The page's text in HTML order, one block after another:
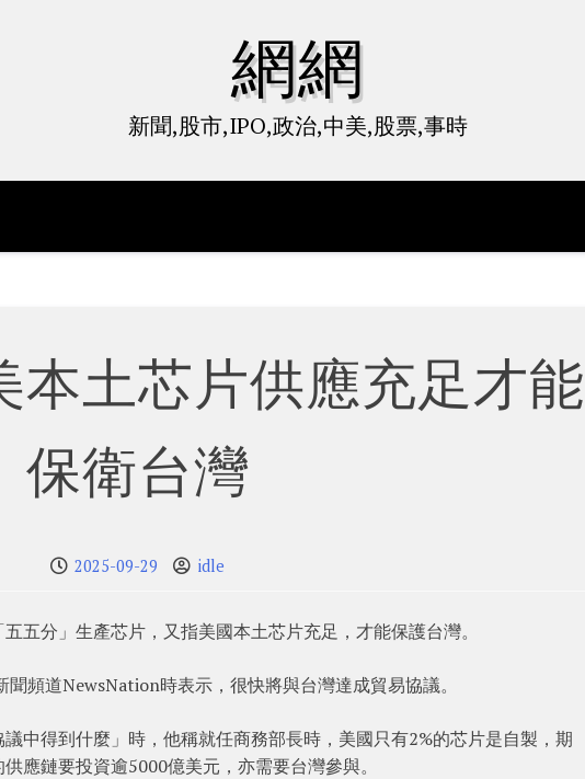
網網
新聞,股市,IPO,政治,中美,股票,事時
本土芯片供應充足才能
保衛台灣
2025-09-29 idle
五分」生產芯片，又指美國本土芯片充足，才能保護台灣。
頻道NewsNation時表示，很快將與台灣達成貿易協議。
中得到什麼」時，他稱就任商務部長時，美國只有2%的芯片是自製，期
應鏈要投資逾5000億美元，亦需要台灣參與。